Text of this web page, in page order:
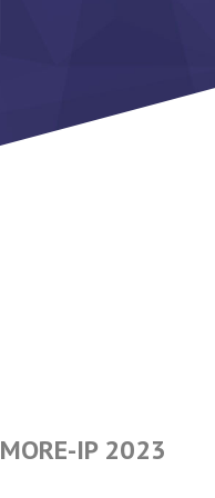
ISO/IEC
MORE-IP 2023